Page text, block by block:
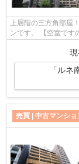
上層階の三方角部屋
ンです。 【空室です
「ル
売買 | 中古マンショ